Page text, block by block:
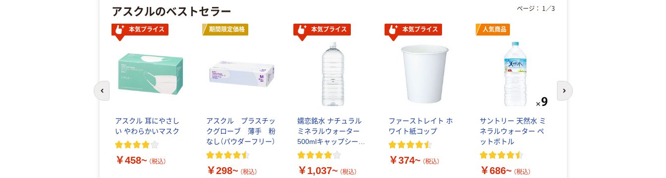
アスクルのベストセラー
本気プライス
アスクル 耳にやさし
い やわらかいマスク
￥458~ （税込）
期間限定価格
アスクル プラスチッ
クグローブ 薄手 粉
なし（パウダーフリー）
￥298~ （税込）
本気プライス
嬬恋銘水 ナチュラル
ミネラルウォーター
500mlキャップシール
付き／2Lラベルレス
￥1,037~ （税込）
本気プライス
ファーストレイト ホ
ワイト紙コップ
￥374~ （税込）
人気商品
サントリー 天然水 ミ
ネラルウォーター ペ
ットボトル
￥686~ （税込）
ページ： 1 ／3
次のスライドへ